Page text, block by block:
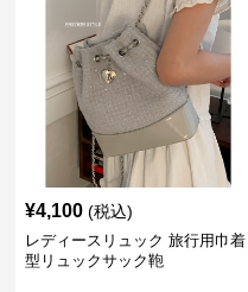
¥4,100 (税込)
レディースリュック 旅行用巾着
型リュックサック鞄